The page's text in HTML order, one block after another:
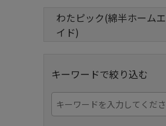
わたピック(綿半ホームエ
イド)
キーワードで絞り込む